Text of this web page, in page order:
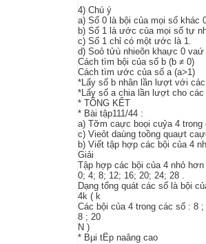
4) Chú ý
a) Số 0 là bội của mọi số khác
b) Số 1 là ước của mọi số tự
c) Số 1 chỉ có một ước là 1.
d) Soỏ tửù nhieõn khaực 0
Cách tìm bội của số b (b ≠ 0)
Cách tìm ước của số a (a>1)
*Lấy số b nhân lần lượt với
*Lấy số a chia lần lượt cho
* TỔNG KẾT
* Bài tập111/44 :
a) Tỡm caực boọi cuỷa 4
c) Vieỏt daùng toồng quaựt
b) Viết tập hợp các bội của 4
Giải
Tập hợp các bội của 4 nhỏ hơn
0; 4; 8; 12; 16; 20; 24; 28 .
Dạng tổng quát các số là bội
4k ( k
Các bội của 4 trong các số : 8
8 ; 20
N )
* Bµi tËp naâng cao